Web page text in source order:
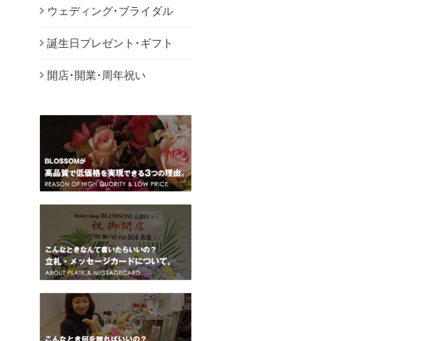
ウェディング・ブライダル
誕生日プレゼント・ギフト
開店・開業・周年祝い